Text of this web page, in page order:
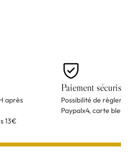
après
13€
Paiement sécurisé
Possibilité de
Paypalx4, carte